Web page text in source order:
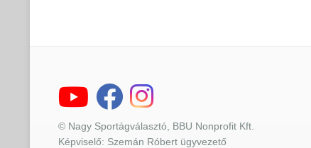
© Nagy Sportágválasztó, BBU Nonprofit Kft.
Képviselő: Szemán Róbert ügyvezető